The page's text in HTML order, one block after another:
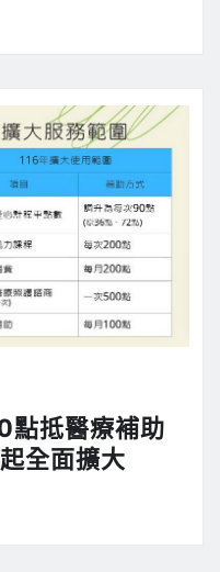
點抵醫療補助
全面擴大